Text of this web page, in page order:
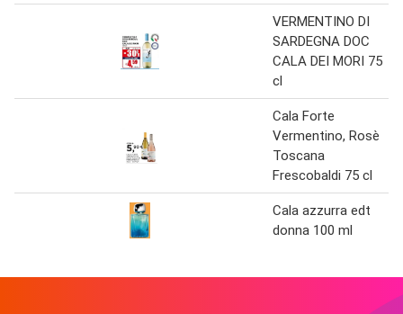
VERMENTINO DI
SARDEGNA DOC
CALA DEI MORI 75
cl
Cala Forte
Vermentino, Rosè
Toscana
Frescobaldi 75 cl
Cala azzurra edt
donna 100 ml